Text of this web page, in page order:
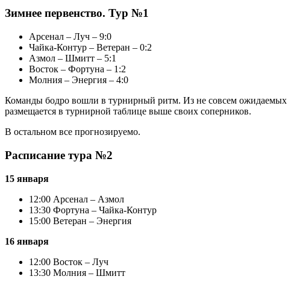
Зимнее первенство. Тур №1
Арсенал – Луч – 9:0
Чайка-Контур – Ветеран – 0:2
Азмол – Шмитт – 5:1
Восток – Фортуна – 1:2
Молния – Энергия – 4:0
Команды бодро вошли в турнирный ритм. Из не совсем ожидаемых
размещается в турнирной таблице выше своих соперников.
В остальном все прогнозируемо.
Расписание тура №2
15 января
12:00 Арсенал – Азмол
13:30 Фортуна – Чайка-Контур
15:00 Ветеран – Энергия
16 января
12:00 Восток – Луч
13:30 Молния – Шмитт